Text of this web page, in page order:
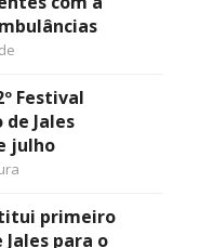
Festival
Jales
julho
primeiro
para o